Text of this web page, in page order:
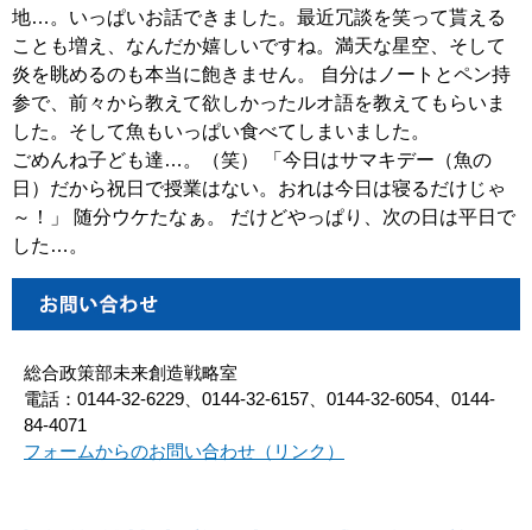
地…。いっぱいお話できました。最近冗談を笑って貰える
ことも増え、なんだか嬉しいですね。満天な星空、そして
炎を眺めるのも本当に飽きません。 自分はノートとペン持
参で、前々から教えて欲しかったルオ語を教えてもらいま
した。そして魚もいっぱい食べてしまいました。
ごめんね子ども達…。（笑） 「今日はサマキデー（魚の
日）だから祝日で授業はない。おれは今日は寝るだけじゃ
～！」 随分ウケたなぁ。 だけどやっぱり、次の日は平日で
した…。
総合政策部未来創造戦略室
電話：0144-32-6229、0144-32-6157、0144-32-6054、0144-
84-4071
フォームからのお問い合わせ（リンク）